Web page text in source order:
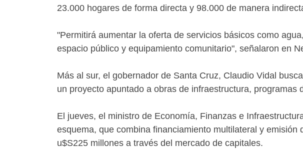
23.000 hogares de forma directa y 98.000 de manera
"Permitirá aumentar la oferta de servicios básicos como
espacio público y equipamiento comunitario", señalaron en
Más al sur, el gobernador de Santa Cruz, Claudio Vidal
un proyecto apuntado a obras de infraestructura, programas
El jueves, el ministro de Economía, Finanzas e
esquema, que combina financiamiento multilateral y
u$S225 millones a través del mercado de capitales.